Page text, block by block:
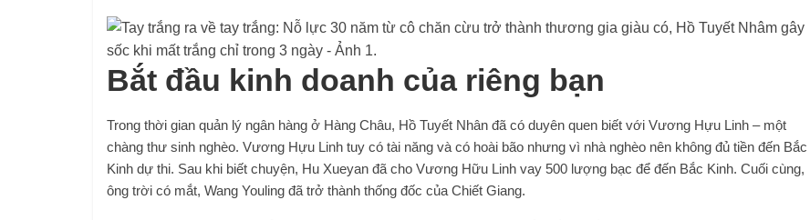
Bắt đầu kinh doanh của riêng bạn
Trong thời gian quản lý ngân hàng ở Hàng Châu, Hồ Tuyết Nhân đã có duyên quen biết với Vương Hựu Linh – một
chàng thư sinh nghèo. Vương Hựu Linh tuy có tài năng và có hoài bão nhưng vì nhà nghèo nên không đủ tiền đến Bắc
Kinh dự thi. Sau khi biết chuyện, Hu Xueyan đã cho Vương Hữu Linh vay 500 lượng bạc để đến Bắc Kinh. Cuối cùng,
ông trời có mắt, Wang Youling đã trở thành thống đốc của Chiết Giang.